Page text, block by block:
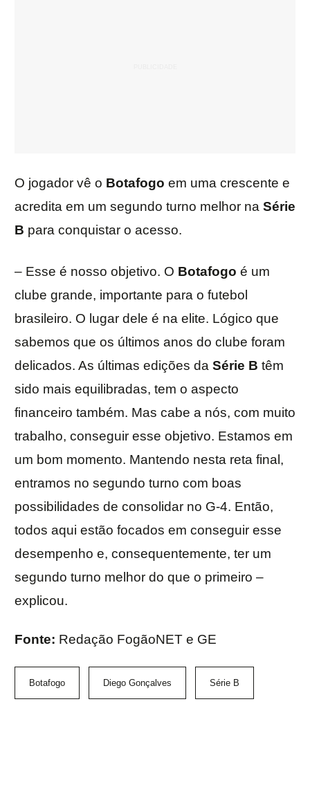
O jogador vê o Botafogo em uma crescente e
acredita em um segundo turno melhor na Série
B para conquistar o acesso.
– Esse é nosso objetivo. O Botafogo é um
clube grande, importante para o futebol
brasileiro. O lugar dele é na elite. Lógico que
sabemos que os últimos anos do clube foram
delicados. As últimas edições da Série B têm
sido mais equilibradas, tem o aspecto
financeiro também. Mas cabe a nós, com muito
trabalho, conseguir esse objetivo. Estamos em
um bom momento. Mantendo nesta reta final,
entramos no segundo turno com boas
possibilidades de consolidar no G-4. Então,
todos aqui estão focados em conseguir esse
desempenho e, consequentemente, ter um
segundo turno melhor do que o primeiro –
explicou.
Fonte: Redação FogãoNET e GE
Botafogo Diego Gonçalves Série B